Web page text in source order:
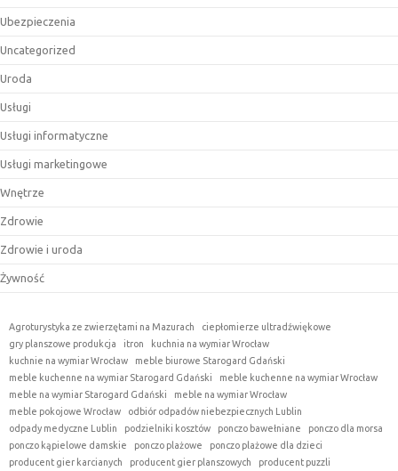
Ubezpieczenia
Uncategorized
Uroda
Usługi
Usługi informatyczne
Usługi marketingowe
Wnętrze
Zdrowie
Zdrowie i uroda
Żywność
Agroturystyka ze zwierzętami na Mazurach
ciepłomierze ultradźwiękowe
gry planszowe produkcja
itron
kuchnia na wymiar Wrocław
kuchnie na wymiar Wrocław
meble biurowe Starogard Gdański
meble kuchenne na wymiar Starogard Gdański
meble kuchenne na wymiar Wrocław
meble na wymiar Starogard Gdański
meble na wymiar Wrocław
meble pokojowe Wrocław
odbiór odpadów niebezpiecznych Lublin
odpady medyczne Lublin
podzielniki kosztów ponczo bawełniane
ponczo dla morsa
ponczo kąpielowe damskie
ponczo plażowe
ponczo plażowe dla dzieci
producent gier karcianych
producent gier planszowych producent puzzli